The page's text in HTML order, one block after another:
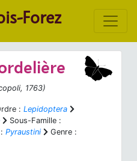
Forez
1763)
: Lepidoptera
Sous-Famille :
Pyraustini
Genre :